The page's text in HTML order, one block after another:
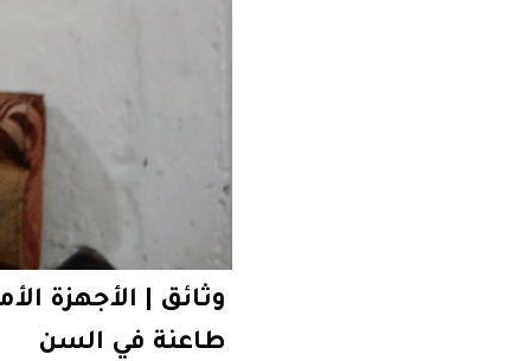
وثائق | الأجهزة
طاعنة في السن